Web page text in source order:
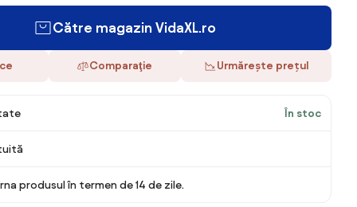
Către magazin VidaXL.ro
Comparaţie Urmărește prețul
În stoc
produsul în termen de 14 de zile.